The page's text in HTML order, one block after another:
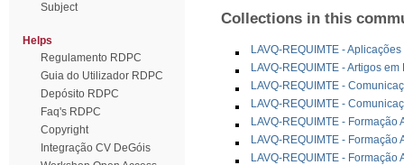
Subject
Helps
Regulamento RDPC
Guia do Utilizador RDPC
Depósito RDPC
Faq's RDPC
Copyright
Integração CV DeGóis
Collections in this
LAVQ-REQUIMTE -
LAVQ-REQUIMTE - Artigos
LAVQ-REQUIMTE -
LAVQ-REQUIMTE -
LAVQ-REQUIMTE - Formação
LAVQ-REQUIMTE -
LAVQ-REQUIMTE - Formação